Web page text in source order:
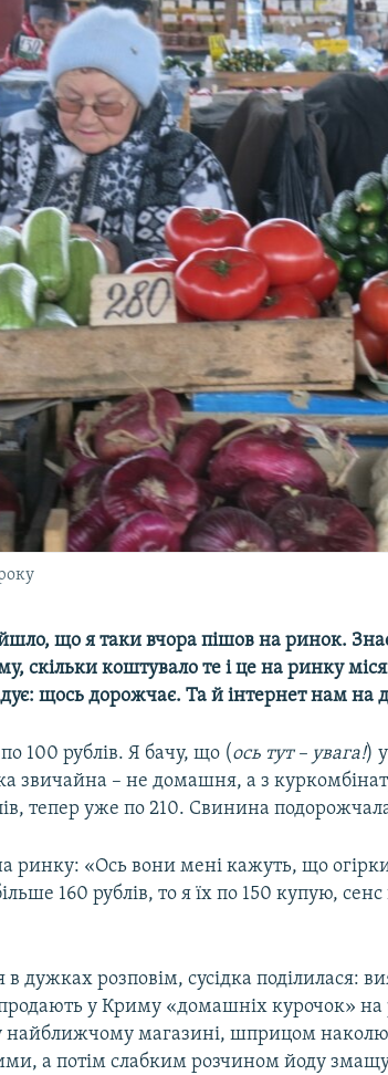
що я таки вчора пішов на ринок.
скільки коштувало те і це на ринку
щось дорожчає. Та й інтернет нам на
100 рублів. Я бачу, що (ось тут – увага!)
звичайна – не домашня, а з
тепер уже по 210. Свинина
ринку: «Ось вони мені кажуть, що
160 рублів, то я їх по 150 купую,
дужках розповім, сусідка поділилася:
продають у Криму «домашніх курочок»
найближчому магазині, шприцом
а потім слабким розчином йоду